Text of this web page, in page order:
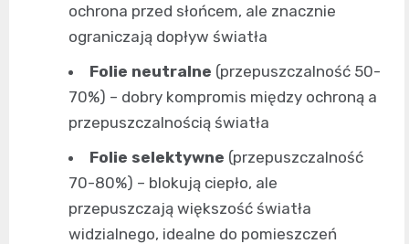
ochrona przed słońcem, ale znacznie
ograniczają dopływ światła
Folie neutralne (przepuszczalność 50-
70%) – dobry kompromis między ochroną a
przepuszczalnością światła
Folie selektywne (przepuszczalność
70-80%) – blokują ciepło, ale
przepuszczają większość światła
widzialnego, idealne do pomieszczeń